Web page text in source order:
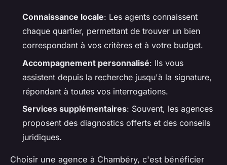
Connaissance locale: Les agents connaissent
chaque quartier, permettant de trouver un bien
correspondant à vos critères et à votre budget.
Accompagnement personnalisé: Ils vous
assistent depuis la recherche jusqu'à la signature,
répondant à toutes vos interrogations.
Services supplémentaires: Souvent, les agences
proposent des diagnostics offerts et des conseils
juridiques.
Choisir une agence à Chambéry, c'est bénéficier